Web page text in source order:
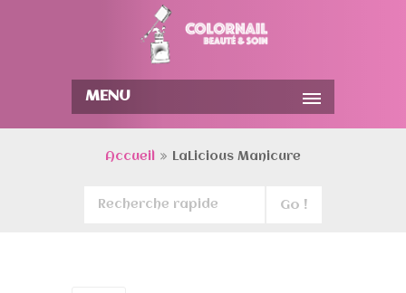
MENU
Accueil LaLicious Manicure